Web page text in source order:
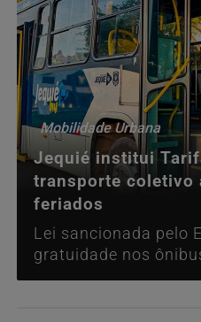
Mobilidade Urbana
Jequié institui
transporte coletivo
feriados
Lei sancionada pelo
gratuidade nos
cidade, com objetivo